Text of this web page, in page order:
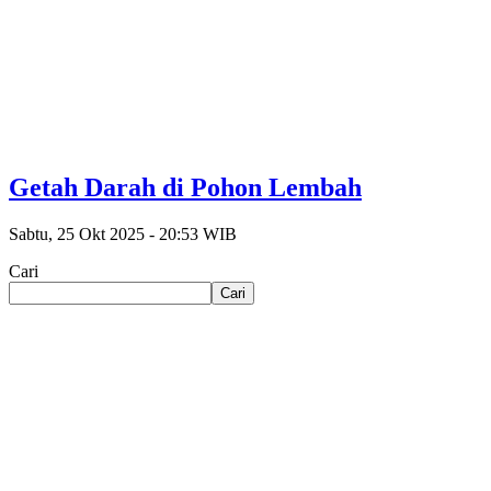
Getah Darah di Pohon Lembah
Sabtu, 25 Okt 2025 - 20:53 WIB
Cari
Cari